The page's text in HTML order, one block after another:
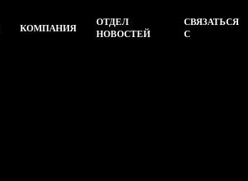
КОМПАНИЯ
ОТДЕЛ
НОВОСТЕЙ
СВЯЗАТЬСЯ
С